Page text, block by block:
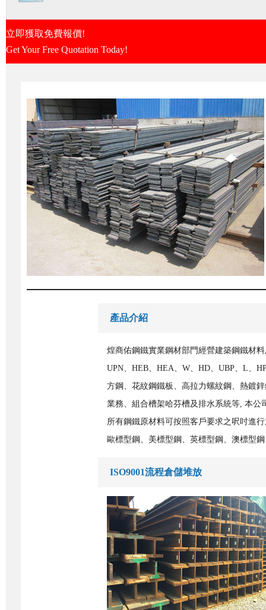
立即獲取免費報價!
Get Your Free Quotation Today!
產品介紹
煌商佑鋼鐵實業鋼材部門經營建築鋼鐵材料
UPN、HEB、HEA、W、HD、UBP、L、
方鋼、花紋鋼鐵板、高拉力螺紋鋼、熱鍍
業務、組合槽架哈芬槽及排水系統等, 本
所有鋼鐵原材料可按照客戶要求之呎吋進
歐標型鋼、美標型鋼、英標型鋼、澳標型
ISO9001流程倉儲堆放